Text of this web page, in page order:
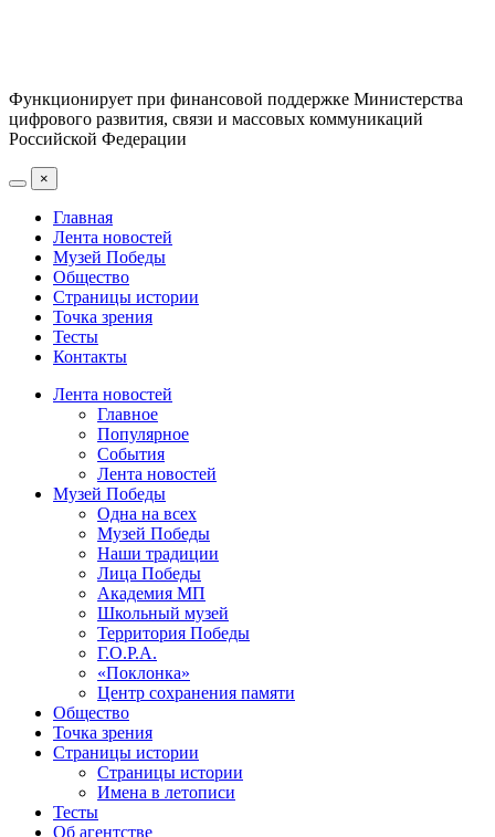
Функционирует при финансовой поддержке Министерства
цифрового развития, связи и массовых коммуникаций
Российской Федерации
×
Главная
Лента новостей
Музей Победы
Общество
Страницы истории
Точка зрения
Тесты
Контакты
Лента новостей
Главное
Популярное
События
Лента новостей
Музей Победы
Одна на всех
Музей Победы
Наши традиции
Лица Победы
Академия МП
Школьный музей
Территория Победы
Г.О.Р.А.
«Поклонка»
Центр сохранения памяти
Общество
Точка зрения
Страницы истории
Страницы истории
Имена в летописи
Тесты
Об агентстве